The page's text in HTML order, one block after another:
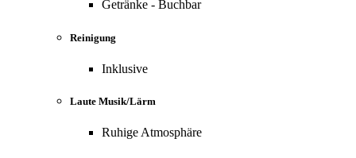
Getränke - Buchbar
Reinigung
Inklusive
Laute Musik/Lärm
Ruhige Atmosphäre